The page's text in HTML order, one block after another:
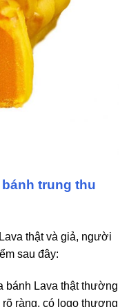
trung thu
thật và giả, người
sau đây:
bánh Lava thật thường
rõ ràng, có logo thương